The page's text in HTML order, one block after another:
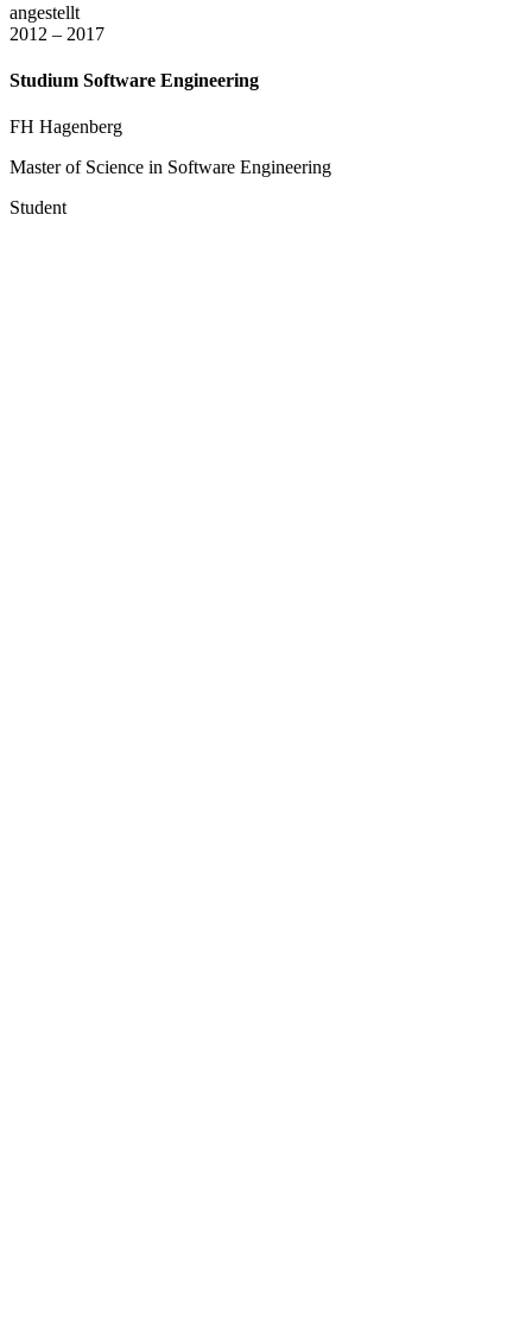
angestellt
2012 – 2017
Studium Software Engineering
FH Hagenberg
Master of Science in Software Engineering
Student